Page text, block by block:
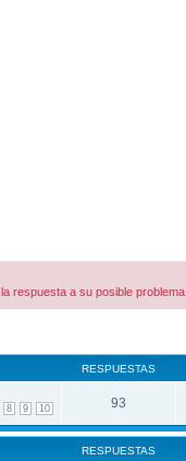
respuesta a su posible problema.
RESPUESTAS
8 9 10 93
RESPUESTAS